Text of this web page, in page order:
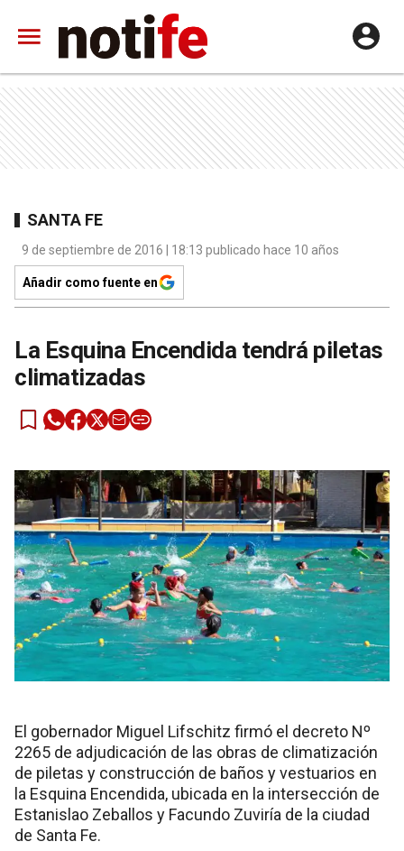
SANTA FE
9 de septiembre de 2016 | 18:13 publicado hace 10 años
Añadir como fuente en
La Esquina Encendida tendrá piletas
climatizadas
El gobernador Miguel Lifschitz firmó el decreto Nº
2265 de adjudicación de las obras de climatización
de piletas y construcción de baños y vestuarios en
la Esquina Encendida, ubicada en la intersección de
Estanislao Zeballos y Facundo Zuviría de la ciudad
de Santa Fe.